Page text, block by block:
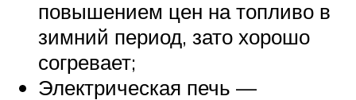
повышением цен на топливо в
зимний период, зато хорошо
согревает;
Электрическая печь —